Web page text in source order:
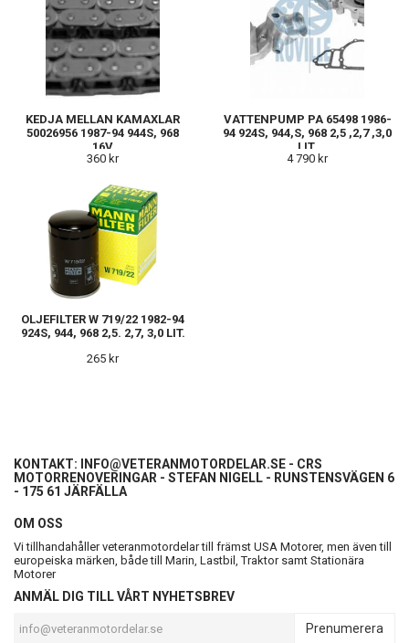
KEDJA MELLAN KAMAXLAR
50026956 1987-94 944S, 968
16V
360 kr
VATTENPUMP PA 65498 1986-
94 924S, 944,S, 968 2,5 ,2,7 ,3,0
LIT.
4 790 kr
OLJEFILTER W 719/22 1982-94
924S, 944, 968 2,5. 2,7, 3,0 LIT.
265 kr
KONTAKT: INFO@VETERANMOTORDELAR.SE - CRS
MOTORRENOVERINGAR - STEFAN NIGELL - RUNSTENSVÄGEN 6
- 175 61 JÄRFÄLLA
OM OSS
Vi tillhandahåller veteranmotordelar till främst USA Motorer, men även till
europeiska märken, både till Marin, Lastbil, Traktor samt Stationära
Motorer
ANMÄL DIG TILL VÅRT NYHETSBREV
Prenumerera